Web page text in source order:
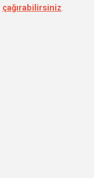
çağırabilirsiniz.